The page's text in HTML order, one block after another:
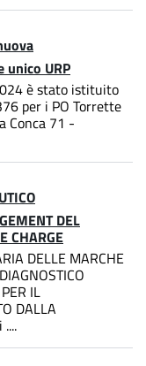
unico URP
è stato istituito
per i PO Torrette
Conca 71 -
DEL
CHARGE
DELLE MARCHE
IL
DALLA